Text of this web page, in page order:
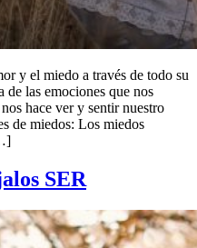
y el miedo a través de todo su
de las emociones que nos
hace ver y sentir nuestro
de miedos: Los miedos
SER